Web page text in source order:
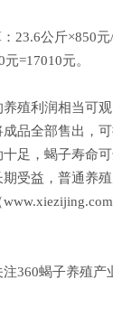
23.6公斤×850元/
=17010元。
殖利润相当可
品全部售出，
足，蝎子寿命
受益，普通养
360蝎子养殖产